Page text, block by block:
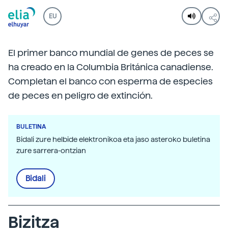
EU
El primer banco mundial de genes de peces se
ha creado en la Columbia Británica canadiense.
Completan el banco con esperma de especies
de peces en peligro de extinción.
BULETINA
Bidali zure helbide elektronikoa eta jaso asteroko buletina
zure sarrera-ontzian
Bidali
Bizitza